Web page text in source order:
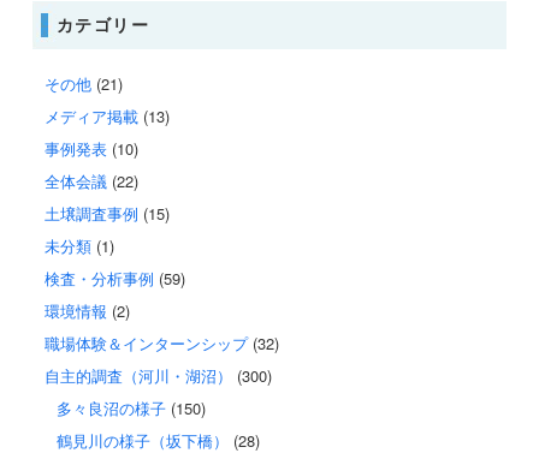
カテゴリー
その他(21)
メディア掲載(13)
事例発表(10)
全体会議 (22)
土壌調査事例 (15)
未分類(1)
検査・分析事例 (59)
環境情報 (2)
職場体験＆インターンシップ(32)
自主的調査（河川・湖沼）
(300)
多々良沼の様子(150)
鶴見川の様子（坂下橋）
(28)